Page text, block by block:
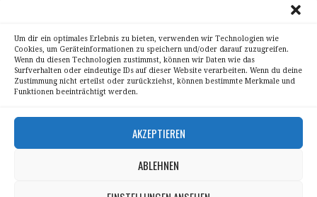
Um dir ein optimales Erlebnis zu bieten, verwenden wir Technologien wie
Cookies, um Geräteinformationen zu speichern und/oder darauf zuzugreifen.
Wenn du diesen Technologien zustimmst, können wir Daten wie das
Surfverhalten oder eindeutige IDs auf dieser Website verarbeiten. Wenn du deine
Zustimmung nicht erteilst oder zurückziehst, können bestimmte Merkmale und
Funktionen beeinträchtigt werden.
AKZEPTIEREN
ABLEHNEN
Sitemap Page
Kontakt
Alle Bilder unterliegen dem Urheberrecht von
All pictures © 2008 – 2026 by